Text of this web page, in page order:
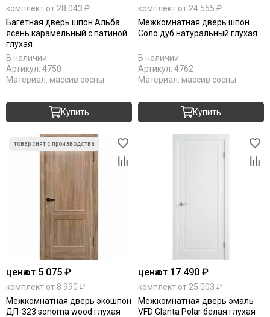
комплект от 28 043 ₽
Багетная дверь шпон Альба
ясень карамельный с патиной
глухая
В наличии
Артикул: 4750
Материал: массив сосны
Купить
комплект от 24 555 ₽
Межкомнатная дверь шпон
Соло дуб натуральный глухая
В наличии
Артикул: 4762
Материал: массив сосны
Купить
ценаот 5 075 ₽
комплект от 8 990 ₽
Межкомнатная дверь экошпон
ДП-323 sonoma wood глухая
ценаот 17 490 ₽
комплект от 25 003 ₽
Межкомнатная дверь эмаль
VFD Glanta Polar белая глухая